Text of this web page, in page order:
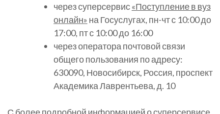
через суперсервис«Поступление в вуз
онлайн» на Госуслугах, пн-чт с 10:00 до
17:00, пт с 10:00 до 16:00
через оператора почтовой связи
общего пользования по адресу:
630090, Новосибирск, Россия, проспект
Академика Лаврентьева, д. 10